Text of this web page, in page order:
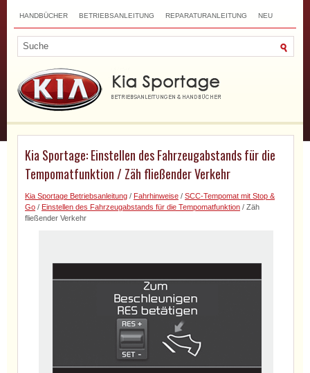
HANDBÜCHER BETRIEBSANLEITUNG REPARATURANLEITUNG NEU
Kia Sportage: Einstellen des Fahrzeugabstands für die
Tempomatfunktion / Zäh fließender Verkehr
Kia Sportage Betriebsanleitung / Fahrhinweise / SCC-Tempomat mit Stop &
Go / Einstellen des Fahrzeugabstands für die Tempomatfunktion / Zäh
fließender Verkehr